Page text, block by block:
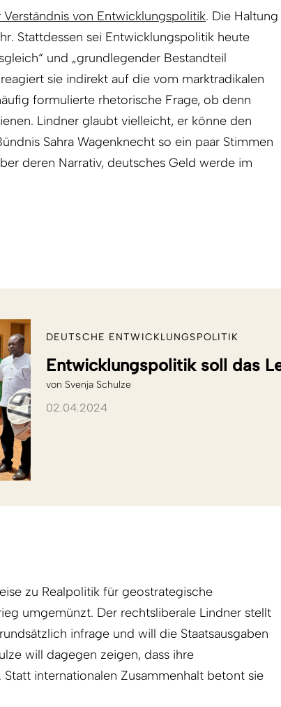
Verständnis von Entwicklungspolitik. Die Haltung
Stattdessen sei Entwicklungspolitik heute
und „grundlegender Bestandteil
sie indirekt auf die vom marktradikalen
formulierte rhetorische Frage, ob denn
Lindner glaubt vielleicht, er könne den
Sahra Wagenknecht so ein paar Stimmen
deren Narrativ, deutsches Geld werde im
DEUTSCHE ENTWICKLUNGSPOLITIK
Entwicklungspolitik soll das
von Svenja Schulze
02.04.2024
zu Realpolitik für geostrategische
umgemünzt. Der rechtsliberale Lindner stellt
infrage und will die Staatsausgaben
will dagegen zeigen, dass ihre
internationalen Zusammenhalt betont sie